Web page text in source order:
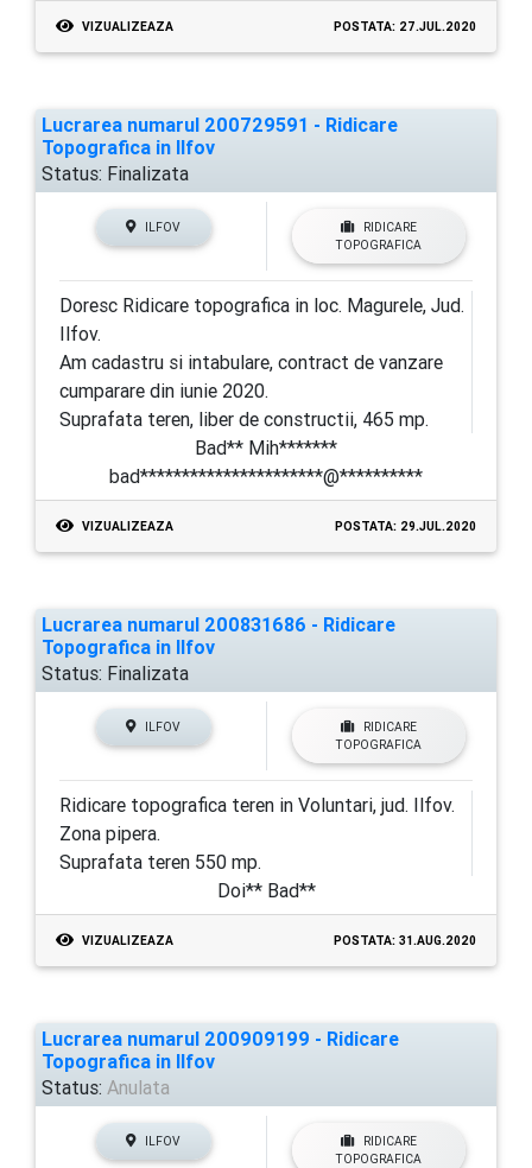
VIZUALIZEAZA POSTATA: 27.JUL.2020
Lucrarea numarul 200729591 - Ridicare
Topografica in Ilfov
Status: Finalizata
ILFOV
RIDICARE
TOPOGRAFICA
Doresc Ridicare topografica in loc. Magurele, Jud.
Ilfov.
Am cadastru si intabulare, contract de vanzare
cumparare din iunie 2020.
Suprafata teren, liber de constructii, 465 mp.
Bad** Mih*******
bad**********************@**********
VIZUALIZEAZA POSTATA: 29.JUL.2020
Lucrarea numarul 200831686 - Ridicare
Topografica in Ilfov
Status: Finalizata
ILFOV
RIDICARE
TOPOGRAFICA
Ridicare topografica teren in Voluntari, jud. Ilfov.
Zona pipera.
Suprafata teren 550 mp.
Doi** Bad**
VIZUALIZEAZA POSTATA: 31.AUG.2020
Lucrarea numarul 200909199 - Ridicare
Topografica in Ilfov
Status: Anulata
ILFOV
RIDICARE
TOPOGRAFICA